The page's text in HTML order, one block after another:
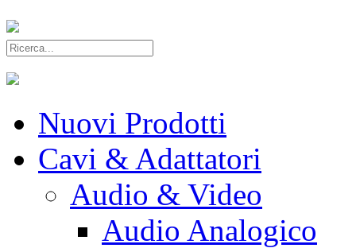
Nuovi Prodotti
Cavi & Adattatori
Audio & Video
Audio Analogico